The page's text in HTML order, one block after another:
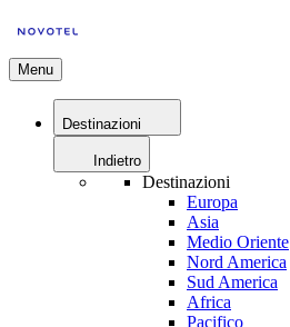
Menu
Destinazioni
Indietro
Destinazioni
Europa
Asia
Medio Oriente
Nord America
Sud America
Africa
Pacifico